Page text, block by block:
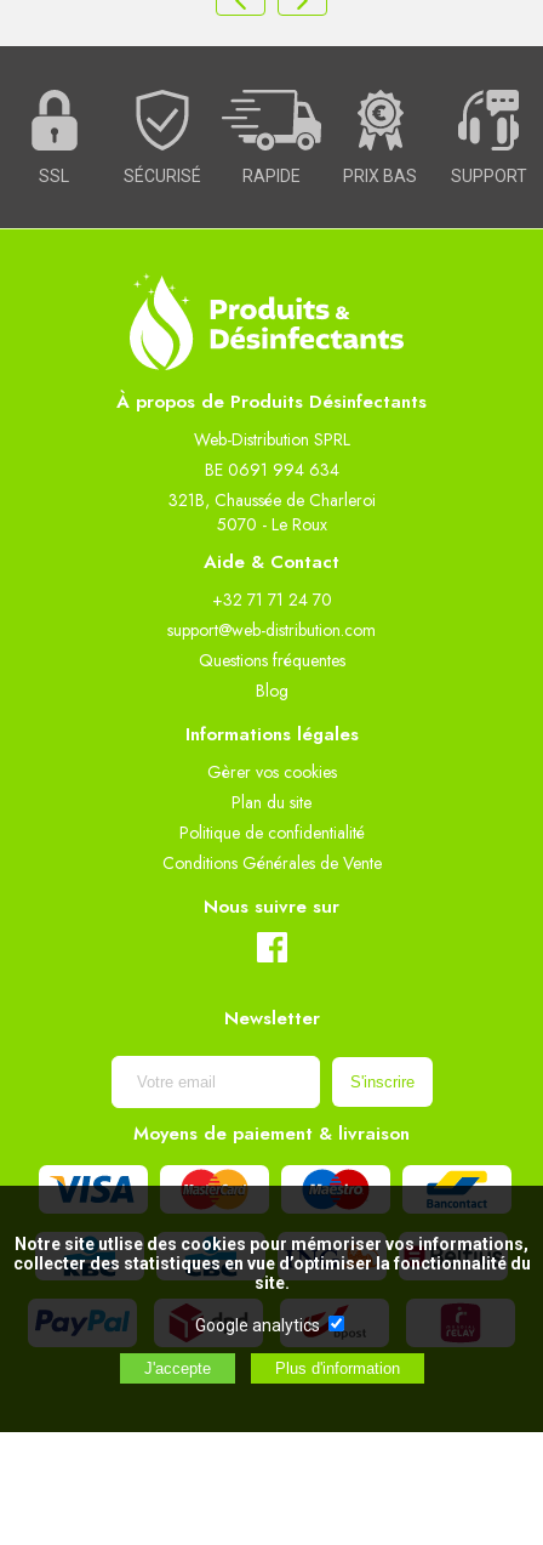
SSL SÉCURISÉ RAPIDE PRIX BAS SUPPORT
À propos de Produits Désinfectants
Web-Distribution SPRL
BE 0691 994 634
321B, Chaussée de Charleroi
5070 - Le Roux
Aide & Contact
+32 71 71 24 70
support@web-distribution.com
Questions fréquentes
Blog
Informations légales
Gèrer vos cookies
Plan du site
Politique de confidentialité
Conditions Générales de Vente
Nous suivre sur
Newsletter
Moyens de paiement & livraison
Notre site utlise des cookies pour mémoriser vos informations,
collecter des statistiques en vue d’optimiser la fonctionnalité du
site.
Google analytics